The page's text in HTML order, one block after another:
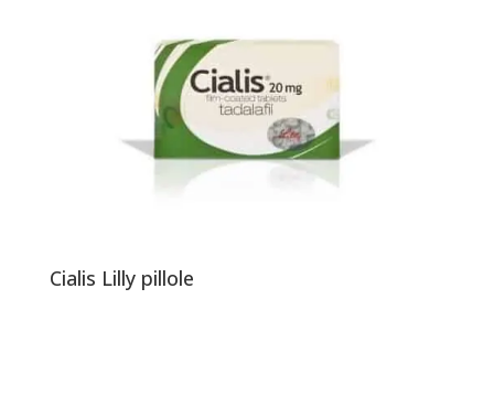
Cialis Lilly pillole